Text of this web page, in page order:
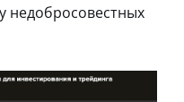
недобросовестных